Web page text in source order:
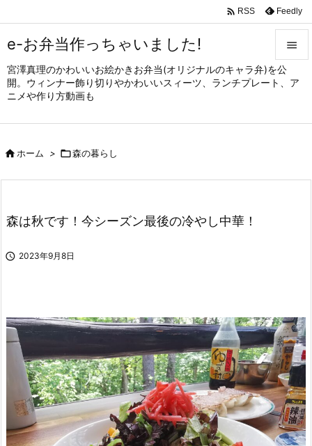
e-お弁当作っちゃいました!
宮澤真理のかわいいお絵かきお弁当(オリジナルのキャラ弁)を公
開。ウィンナー飾り切りやかわいいスィーツ、ランチプレート、ア
ニメや作り方動画も


メニュ
サイド

 RSS Feedly
ホーム > 森の暮らし
森は秋です！今シーズン最後の冷やし中華！
 2023年9月8日